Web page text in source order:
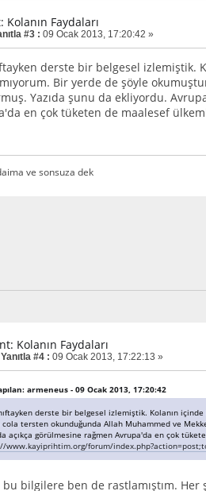
Kolanın Faydaları
#3 : 09 Ocak 2013, 17:20:42 »
derste bir belgesel
Bir yerde de şöyle
Yazıda şunu da ekliyordu.
en çok tüketen de maalesef
ve sonsuza dek
Kolanın Faydaları
Yanıtla #4 : 09 Ocak 2013, 17:22:13 »
armeneus - 09 Ocak 2013, 17:20:42
derste bir belgesel izlemiştik. Kolanın
cola tersten okunduğunda Allah Muhammed ve
açıkça görülmesine rağmen Avrupa'da en çok
www.kayiprihtim.org/forum/
bilgilere ben de rastlamıştım. Her